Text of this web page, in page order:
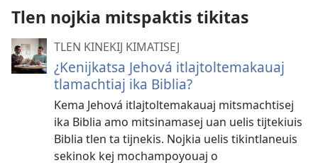
Tlen nojkia mitspaktis tikitas
TLEN KINEKIJ KIMATISEJ
¿Kenijkatsa Jehová itlajtoltemakauaj
tlamachtiaj ika Biblia?
Kema Jehová itlajtoltemakauaj mitsmachtisej
ika Biblia amo mitsinamasej uan uelis tijtekiuis
Biblia tlen ta tijnekis. Nojkia uelis tikintlaneuis
sekinok kej mochampoyouaj o